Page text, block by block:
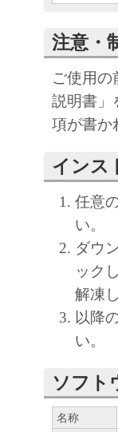
がイン
ライン
される
いいま
様とキ
「許諾
契約」
同意で
作業を
売店に
使用
注意・
ご使用の
説明書」
項が書か
インス
任意
い。
ダウ
ック
解凍
以降
い。
ソフト
名称